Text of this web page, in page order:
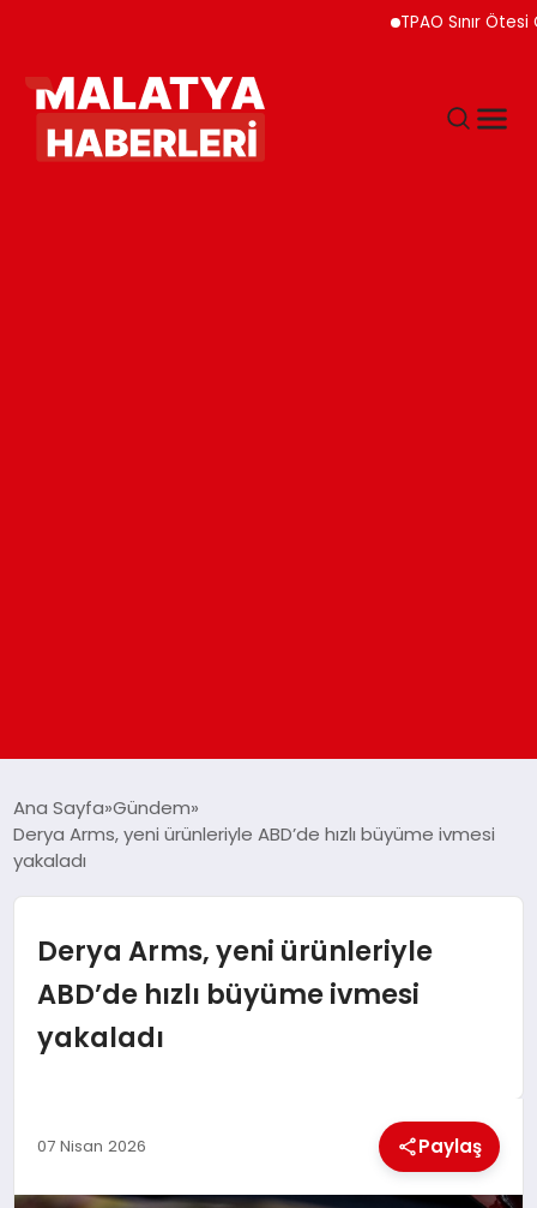
TPAO Sınır Ötesi
GÜNDEM
DÜNYA
EĞITIM
MAGAZIN
Ana Sayfa Gündem
Derya Arms, yeni ürünleriyle ABD’de hızlı büyüme ivmesi
yakaladı
Derya Arms, yeni ürünleriyle
ABD’de hızlı büyüme ivmesi
yakaladı
07 Nisan 2026 Paylaş